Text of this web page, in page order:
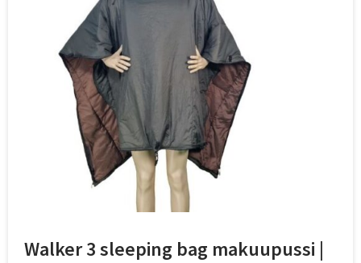
Walker 3 sleeping bag makuupussi |